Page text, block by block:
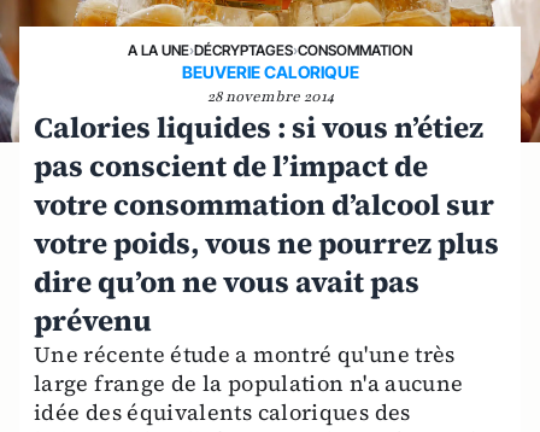
A LA UNE›DÉCRYPTAGES›CONSOMMATION
BEUVERIE CALORIQUE
28 novembre 2014
Calories liquides : si vous n’étiez
pas conscient de l’impact de
votre consommation d’alcool sur
votre poids, vous ne pourrez plus
dire qu’on ne vous avait pas
prévenu
Une récente étude a montré qu'une très
large frange de la population n'a aucune
idée des équivalents caloriques des